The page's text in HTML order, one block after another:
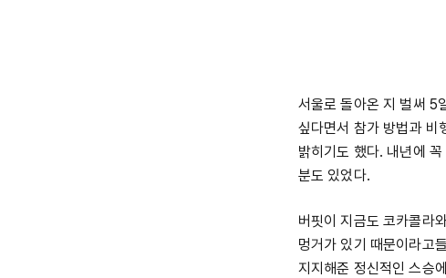
서울로 돌아온 지 벌써 5
싶다면서 참가 방법과 비
밝히기도 했다. 내년에
분도 있었다.
버핏이 지금도 코카콜라
멍거가 있기 때문이라고
지지해준 정신적인 스승